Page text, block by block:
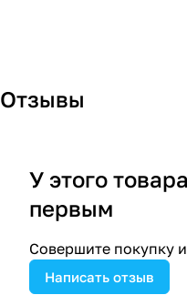
Отзывы
У этого
первым
Совершите покупку
Написать отзыв